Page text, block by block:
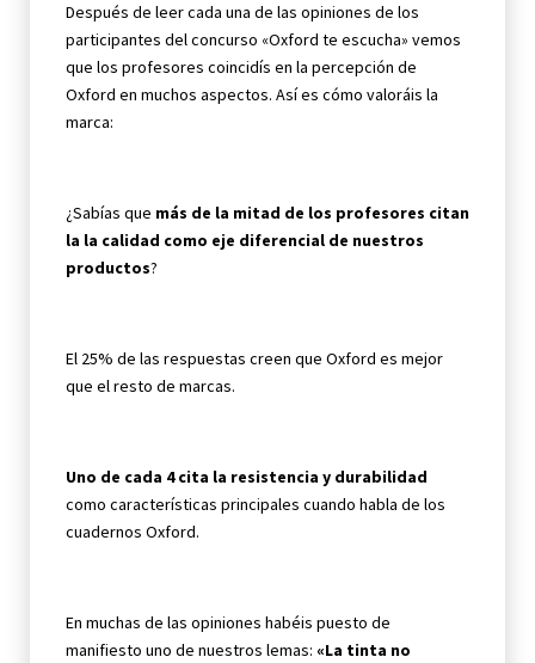
Después de leer cada una de las opiniones de los
participantes del concurso «Oxford te escucha» vemos
que los profesores coincidís en la percepción de
Oxford en muchos aspectos. Así es cómo valoráis la
marca:
¿Sabías que más de la mitad de los profesores citan
la la calidad como eje diferencial de nuestros
productos?
El 25% de las respuestas creen que Oxford es mejor
que el resto de marcas.
Uno de cada 4 cita la resistencia y durabilidad
como características principales cuando habla de los
cuadernos Oxford.
En muchas de las opiniones habéis puesto de
manifiesto uno de nuestros lemas: «La tinta no